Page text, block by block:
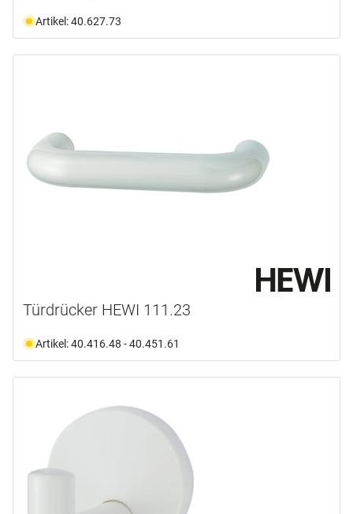
Artikel: 40.627.73
Türdrücker HEWI 111.23
Artikel: 40.416.48 - 40.451.61